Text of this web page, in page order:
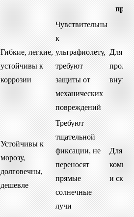
Гибкие, легкие,
устойчивы к
коррозии
Чувствительны
к
ультрафиолету,
требуют
защиты от
механических
повреждений
Для
Устойчивы к
морозу,
долговечны,
дешевле
Требуют
тщательной
фиксации, не
переносят
прямые
солнечные
лучи
Для
и